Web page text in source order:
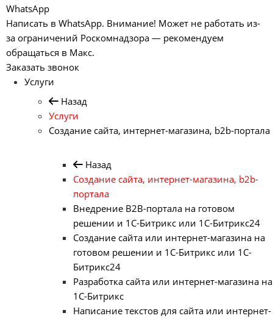
WhatsApp
Написать в WhatsApp. Внимание! Может не работать из-
за ограничений Роскомнадзора — рекомендуем
обращаться в Макс.
Заказать звонок
Услуги
Назад
Услуги
Создание сайта, интернет-магазина, b2b-портала
Назад
Создание сайта, интернет-магазина, b2b-
портала
Внедрение B2B-портала на готовом
решении и 1С-Битрикс или 1С-Битрикс24
Создание сайта или интернет-магазина на
готовом решении и 1С-Битрикс или 1С-
Битрикс24
Разработка сайта или интернет-магазина на
1С-Битрикс
Написание текстов для сайта или интернет-